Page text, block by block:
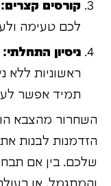
קורסים קצרים:
לכם טעימה
ניסיון התחלתי:
ראשוניות ללא
תמיד אפשר
השחרור מהצבא
הזדמנות לבנות
שלכם. בין אם